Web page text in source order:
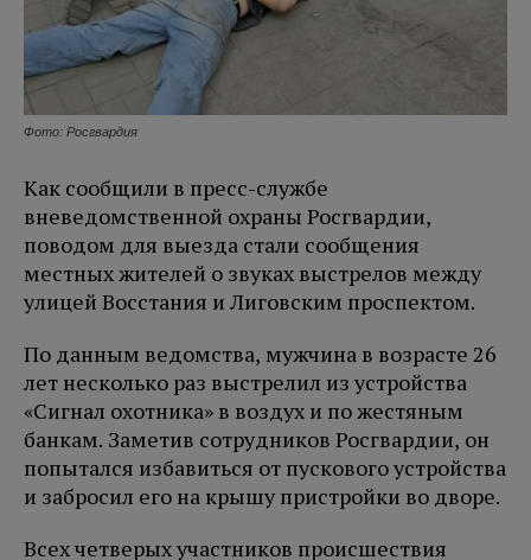
Фото: Росгвардия
Как сообщили в пресс-службе
вневедомственной охраны Росгвардии,
поводом для выезда стали сообщения
местных жителей о звуках выстрелов между
улицей Восстания и Лиговским проспектом.
По данным ведомства, мужчина в возрасте 26
лет несколько раз выстрелил из устройства
«Сигнал охотника» в воздух и по жестяным
банкам. Заметив сотрудников Росгвардии, он
попытался избавиться от пускового устройства
и забросил его на крышу пристройки во дворе.
Всех четверых участников происшествия